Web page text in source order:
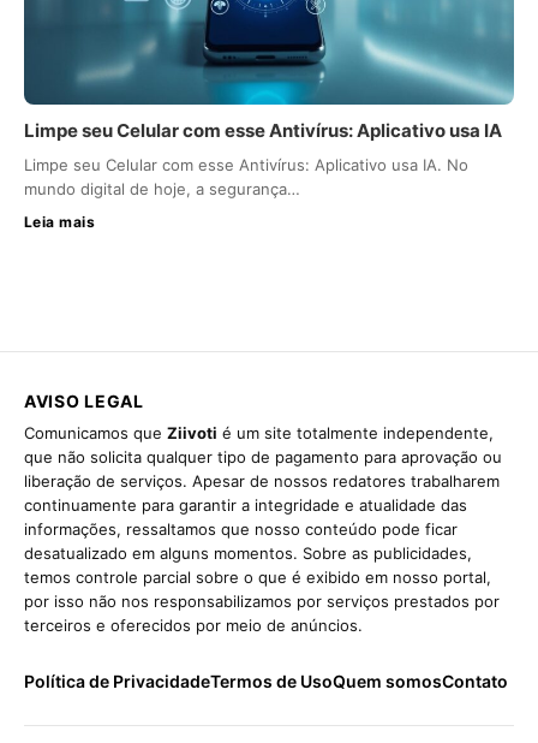
Limpe seu Celular com esse Antivírus: Aplicativo usa IA
Limpe seu Celular com esse Antivírus: Aplicativo usa IA. No
mundo digital de hoje, a segurança…
Leia mais
AVISO LEGAL
Comunicamos que Ziivoti é um site totalmente independente,
que não solicita qualquer tipo de pagamento para aprovação ou
liberação de serviços. Apesar de nossos redatores trabalharem
continuamente para garantir a integridade e atualidade das
informações, ressaltamos que nosso conteúdo pode ficar
desatualizado em alguns momentos. Sobre as publicidades,
temos controle parcial sobre o que é exibido em nosso portal,
por isso não nos responsabilizamos por serviços prestados por
terceiros e oferecidos por meio de anúncios.
Política de PrivacidadeTermos de UsoQuem somosContato